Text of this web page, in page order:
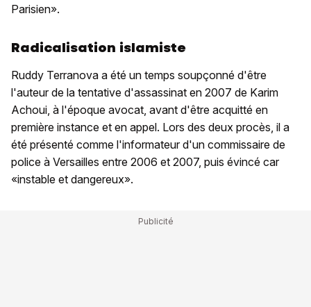
Parisien».
Radicalisation islamiste
Ruddy Terranova a été un temps soupçonné d'être
l'auteur de la tentative d'assassinat en 2007 de Karim
Achoui, à l'époque avocat, avant d'être acquitté en
première instance et en appel. Lors des deux procès, il a
été présenté comme l'informateur d'un commissaire de
police à Versailles entre 2006 et 2007, puis évincé car
«instable et dangereux».